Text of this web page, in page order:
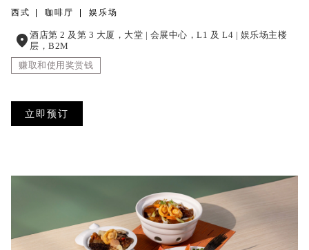
西式 咖啡厅 娱乐场
酒店第 2 及第 3 大厦，大堂 | 会展中心，L1 及 L4 | 娱乐场主楼
层，B2M
赚取和使用奖赏钱
立即预订